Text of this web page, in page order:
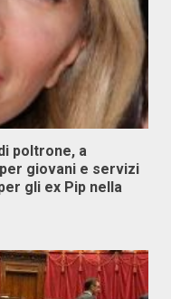
poltrone, a
giovani e servizi
gli ex Pip nella